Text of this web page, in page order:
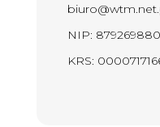
NIP:
KRS: